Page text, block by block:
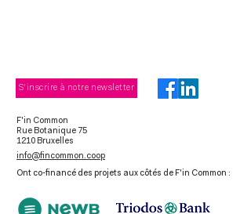
S'inscrire à notre newsletter
F'in Common
Rue Botanique 75
1210 Bruxelles
info@fincommon.coop
Ont co-financé des projets aux côtés de F'in Common :